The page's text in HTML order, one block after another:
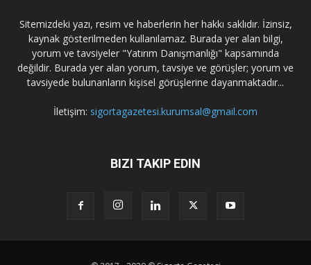
Sitemizdeki yazı, resim ve haberlerin her hakkı saklıdır. İzinsiz,
kaynak gösterilmeden kullanılamaz. Burada yer alan bilgi,
yorum ve tavsiyeler "Yatırım Danışmanlığı" kapsamında
değildir. Burada yer alan yorum, tavsiye ve görüşler; yorum ve
tavsiyede bulunanların kişisel görüşlerine dayanmaktadır...
İletişim: sigortagazetesi.kurumsal@gmail.com
BIZI TAKIP EDIN